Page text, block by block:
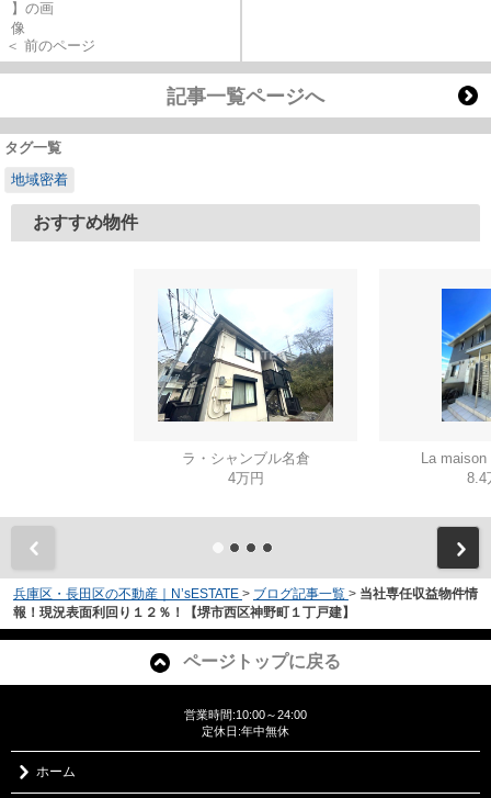
＜ 前のページ
記事一覧ページへ
タグ一覧
地域密着
おすすめ物件
ラ・シャンブル名倉
4万円
La
8.4
兵庫区・長田区の不動産｜N’sESTATE > ブログ記事一覧 > 当社専任収益物件情
報！現況表面利回り１２％！【堺市西区神野町１丁戸建】
ページトップに戻る
営業時間:10:00～24:00
定休日:年中無休
ホーム